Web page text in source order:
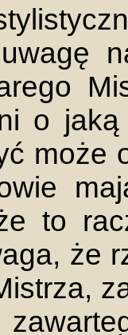
o
może
to
że